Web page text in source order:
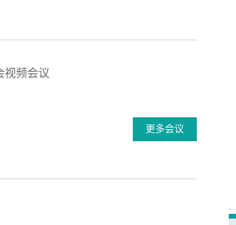
视频会议
更多会议